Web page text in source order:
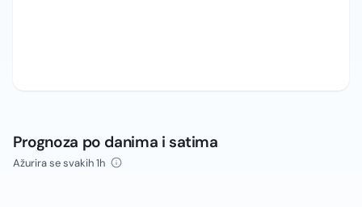
Prognoza po danima i satima
Ažurira se svakih 1h